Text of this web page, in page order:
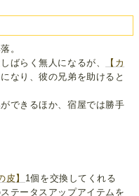
。
ばらく無人になるが、
【カ
なり、彼の兄弟を助けると
できるほか、宿屋では勝手
皮】 1個を交換してくれる
テータスアップアイテムを